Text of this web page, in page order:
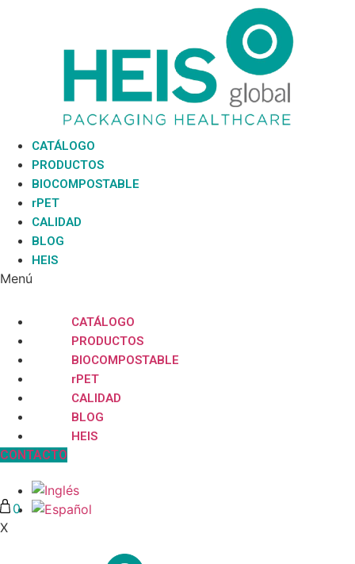
CATÁLOGO
PRODUCTOS
BIOCOMPOSTABLE
rPET
CALIDAD
BLOG
HEIS
Menú
CATÁLOGO
PRODUCTOS
BIOCOMPOSTABLE
rPET
CALIDAD
BLOG
HEIS
CONTACTO
0
X